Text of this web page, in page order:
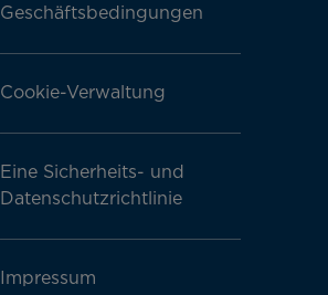
Geschäftsbedingungen
Cookie-Verwaltung
Eine Sicherheits- und
Datenschutzrichtlinie
Impressum